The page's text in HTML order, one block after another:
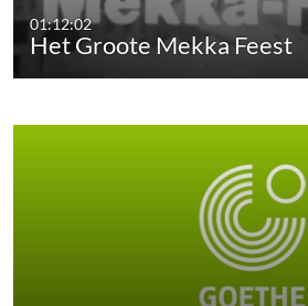
01:12:02
Het Groote Mekka Feest